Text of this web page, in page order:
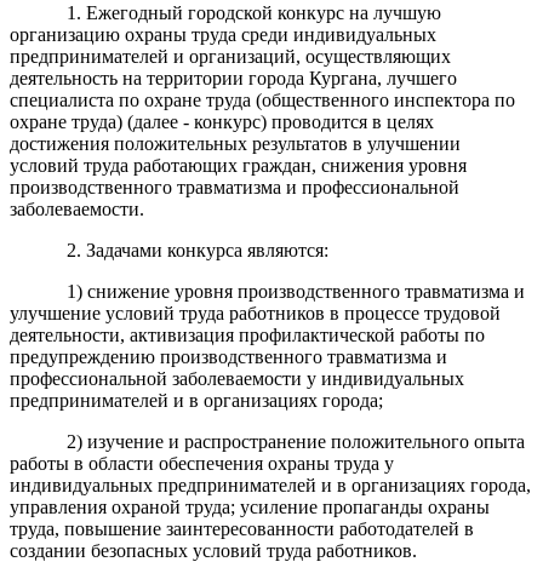
1. Ежегодный городской конкурс на лучшую
организацию охраны труда среди индивидуальных
предпринимателей и организаций, осуществляющих
деятельность на территории города Кургана, лучшего
специалиста по охране труда (общественного инспектора по
охране труда) (далее - конкурс) проводится в целях
достижения положительных результатов в улучшении
условий труда работающих граждан, снижения уровня
производственного травматизма и профессиональной
заболеваемости.
2. Задачами конкурса являются:
1) снижение уровня производственного травматизма и
улучшение условий труда работников в процессе трудовой
деятельности, активизация профилактической работы по
предупреждению производственного травматизма и
профессиональной заболеваемости у индивидуальных
предпринимателей и в организациях города;
2) изучение и распространение положительного опыта
работы в области обеспечения охраны труда у
индивидуальных предпринимателей и в организациях города,
управления охраной труда; усиление пропаганды охраны
труда, повышение заинтересованности работодателей в
создании безопасных условий труда работников.